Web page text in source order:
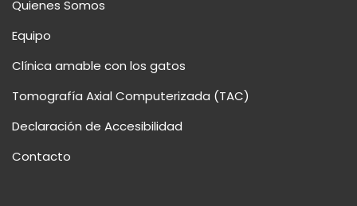
Quienes Somos
Equipo
Clínica amable con los gatos
Tomografía Axial Computerizada (TAC)
Declaración de Accesibilidad
Contacto